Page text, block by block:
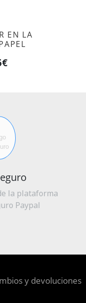
EN LA
la plataforma
Paypal
y devoluciones